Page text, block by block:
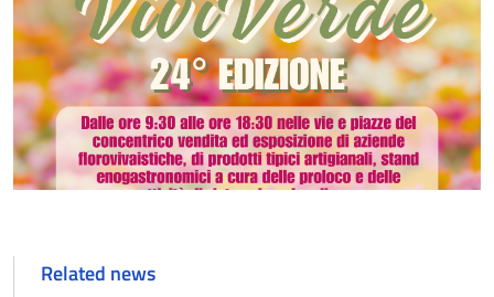
Related news